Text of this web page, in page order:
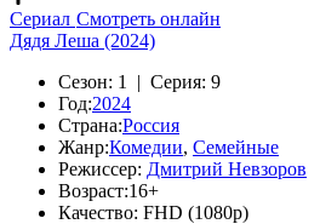
Сериал Смотреть онлайн
Дядя Леша (2024)
Сезон: 1 | Серия: 9
Год:2024
Страна:Россия
Жанр:Комедии, Семейные
Режиссер: Дмитрий Невзоров
Возраст:16+
Качество: FHD (1080p)